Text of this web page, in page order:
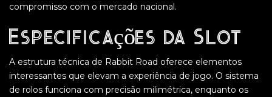
compromisso com o mercado nacional.
Especificações da Slot
A estrutura técnica de Rabbit Road oferece elementos
interessantes que elevam a experiência de jogo. O sistema
de rolos funciona com precisão milimétrica, enquanto os